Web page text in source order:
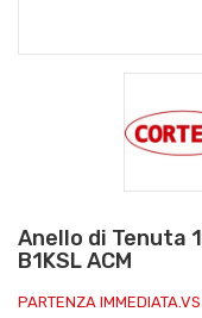
Anello di Tenuta
B1KSL ACM
PARTENZA